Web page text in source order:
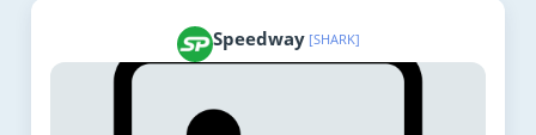
Speedway [SHARK]